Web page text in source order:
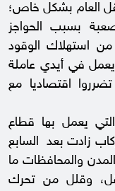
العام بشكل خاص؛
بسبب الحواجز
استهلاك الوقود
يعمل في أيدي عاملة
اقتصاديا مع
يعمل بها قطاع
زادت بعد السابع
والمحافظات ما
وقلل من تحرك